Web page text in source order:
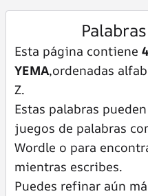
Esta página contiene
YEMA,ordenadas
Z.
Estas palabras
juegos de palabras
Wordle o para
mientras escribes.
Puedes refinar aún